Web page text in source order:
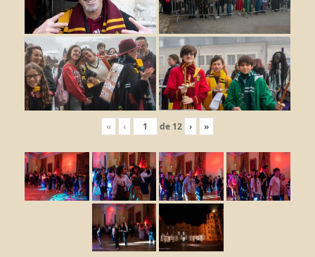
« ‹ de 12 › »